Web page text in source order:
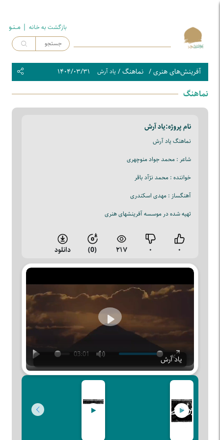
بازگشت به خـانه | مــنـو
آفرینش‌های هنری/ نماهنگ/ یاد آرش ۱۴۰۴/۰۳/۳۱
نماهنگ
نام پروژه:یاد آرش
نماهنگ یاد آرش
شاعر : محمد جواد منوچهری
خواننده : محمد نژآد باقر
آهنگساز : مهدی اسکندری
تهیه شده در موسسه آفرینشهای هنری
۰ ۰ ۲۱۷ (0) دانلود
Play
03:01
Mute
Enter
fullscreen
Play
یاد آرش